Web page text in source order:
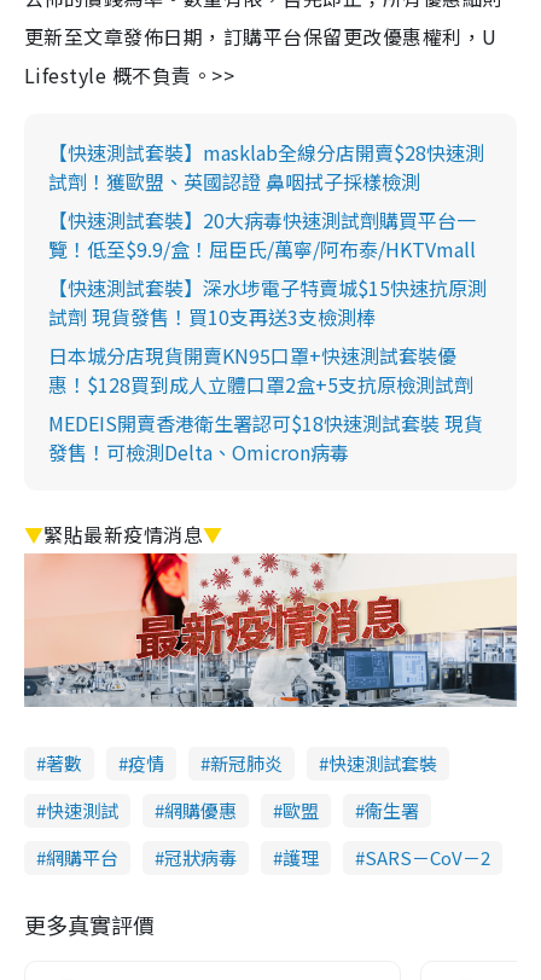
更新至文章發佈日期，訂購平台保留更改優惠權利，U
Lifestyle 概不負責。>>
【快速測試套裝】masklab全線分店開賣$28快速測
試劑！獲歐盟、英國認證 鼻咽拭子採樣檢測
【快速測試套裝】20大病毒快速測試劑購買平台一
覽！低至$9.9/盒！屈臣氏/萬寧/阿布泰/HKTVmall
【快速測試套裝】深水埗電子特賣城$15快速抗原測
試劑 現貨發售！買10支再送3支檢測棒
日本城分店現貨開賣KN95口罩+快速測試套裝優
惠！$128買到成人立體口罩2盒+5支抗原檢測試劑
MEDEIS開賣香港衛生署認可$18快速測試套裝 現貨
發售！可檢測Delta、Omicron病毒
▼緊貼最新疫情消息▼
著數 疫情 新冠肺炎
快速測試套裝
快速測試
網購優惠 歐盟
衞生署
網購平台
冠狀病毒 護理 SARS－CoV－2
更多真實評價